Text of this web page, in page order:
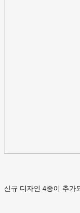
신규 디자인 4종이 추가